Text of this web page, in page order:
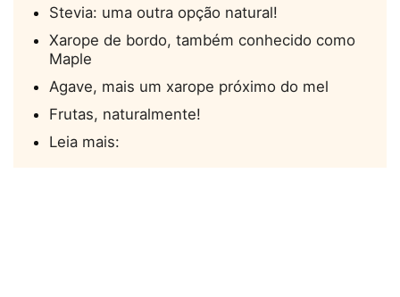
Stevia: uma outra opção natural!
Xarope de bordo, também conhecido como
Maple
Agave, mais um xarope próximo do mel
Frutas, naturalmente!
Leia mais: